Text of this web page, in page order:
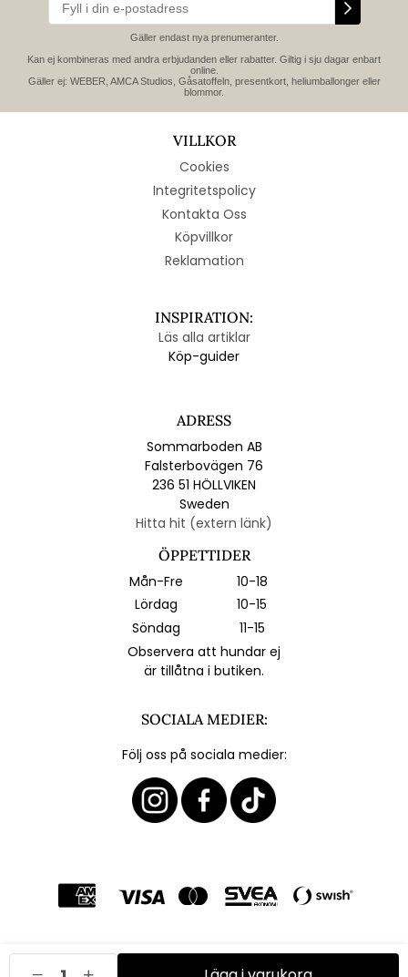
Gäller endast nya prenumeranter.
Kan ej kombineras med andra erbjudanden eller rabatter. Giltig i sju dagar enbart
online.
Gäller ej: WEBER, AMCA Studios, Gåsatoffeln, presentkort, heliumballonger eller
blommor.
VILLKOR
Cookies
Integritetspolicy
Kontakta Oss
Köpvillkor
Reklamation
INSPIRATION:
Läs alla artiklar
Köp-guider
ADRESS
Sommarboden AB
Falsterbovägen 76
236 51 HÖLLVIKEN
Sweden
Hitta hit (extern länk)
ÖPPETTIDER
Mån-Fre
10-18
Lördag
10-15
Söndag
11-15
Observera att hundar ej
är tillåtna i butiken.
SOCIALA MEDIER:
Följ oss på sociala medier: